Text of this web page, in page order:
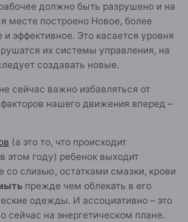
должно быть разрушено и на
месте построено Новое, более
и эффективное. Это касается уровня
рушатся их системы управления, на
создавать новые.
сейчас важно избавляться от
нашего движения вперед –
(а это то, что происходит
этом году) ребенок выходит
со слизью, остатками смазки, крови
прежде чем облекать в его
одежды. И ассоциативно – это
сейчас на энергетическом плане.